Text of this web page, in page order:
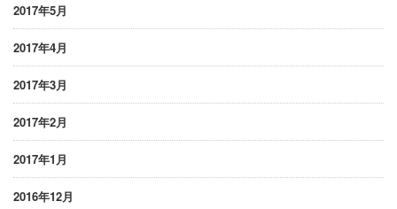
2017年5月
2017年4月
2017年3月
2017年2月
2017年1月
2016年12月